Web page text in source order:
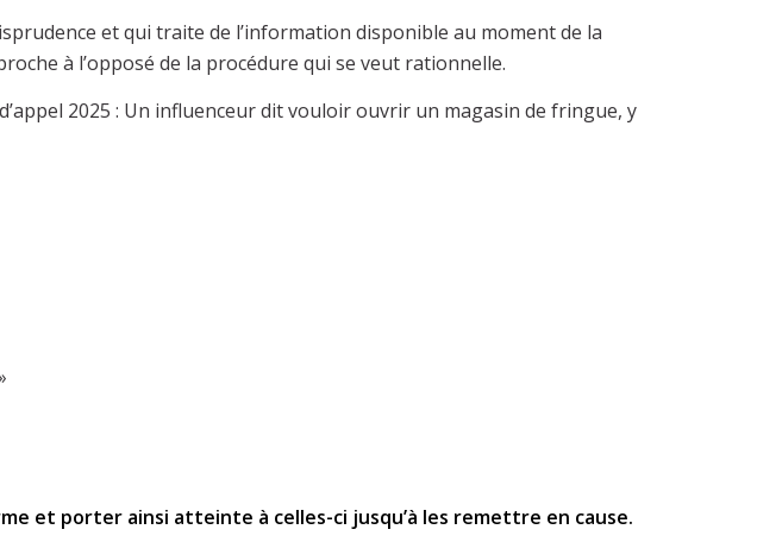
et qui traite de l’information disponible au moment de la
à l’opposé de la procédure qui se veut rationnelle.
2025 : Un influenceur dit vouloir ouvrir un magasin de fringue, y
et porter ainsi atteinte à celles-ci jusqu’à les remettre en cause.